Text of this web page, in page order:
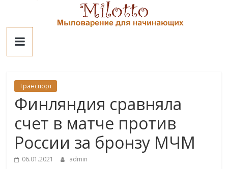
contentМилотто
Транспорт
Финляндия сравняла
счет в матче против
России за бронзу МЧМ
06.01.2021 admin